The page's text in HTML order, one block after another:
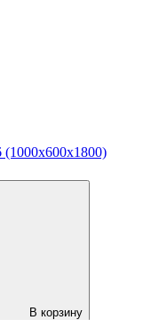
В корзину